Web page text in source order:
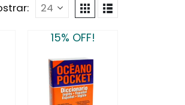
15% OFF!